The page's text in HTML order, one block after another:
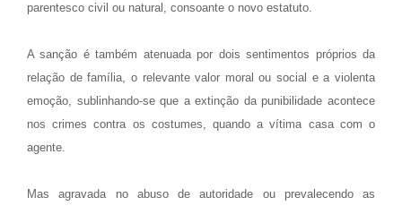
parentesco civil ou natural, consoante o novo estatuto.
A sanção é também atenuada por dois sentimentos próprios da
relação de família, o relevante valor moral ou social e a violenta
emoção, sublinhando-se que a extinção da punibilidade acontece
nos crimes contra os costumes, quando a vítima casa com o
agente.
Mas agravada no abuso de autoridade ou prevalecendo as